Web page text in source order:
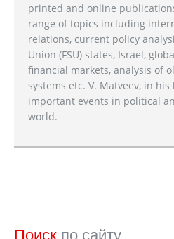
printed and online
range of topics including
relations, current policy
Union (FSU) states, Israel,
financial markets, analysis of
systems etc. V. Matveev, in
important events in political
world.
Поиск по сайту